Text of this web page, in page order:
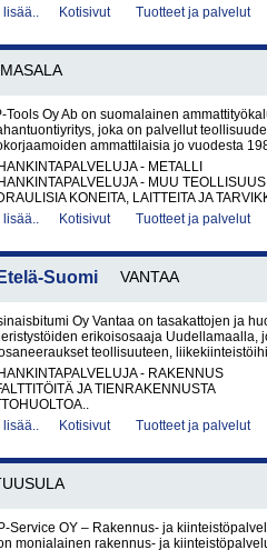
lisää..
Kotisivut Tuotteet ja palvelut
MASALA
Tools Oy Ab on suomalainen
joka on palvellut
ammattilaisia jo vuodesta
- METALLI
- MUU TEOLLISUUS
KONEITA, LAITTEITA JA
lisää..
Kotisivut Tuotteet ja palvelut
Suomi VANTAA
Oy Vantaa on tasakattojen ja
erikoisosaaja Uudellamaalla,
teollisuuteen,
- RAKENNUS
JA TIENRAKENNUSTA
lisää..
Kotisivut Tuotteet ja palvelut
Service OY – Rakennus- ja
monialainen rakennus- ja